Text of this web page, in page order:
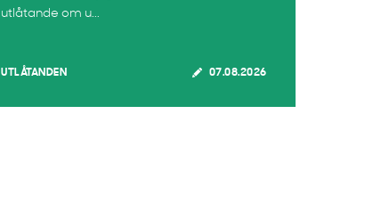
utlåtande om u...
UTLÅTANDEN 07.08.2026